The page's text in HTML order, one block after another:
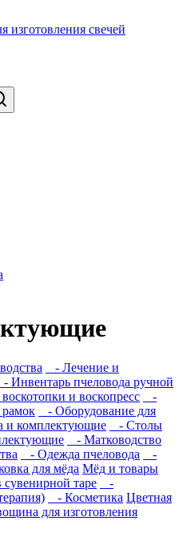
изготовления свечей
- Лечение и
- Инвентарь пчеловода ручной
и воскопресс
-
рамок
- Оборудование для
и комплектующие
- Столы
- Матководство
- Одежда пчеловода
-
для мёда Мёд и товары
таре
-
- Косметика Цветная
для изготовления